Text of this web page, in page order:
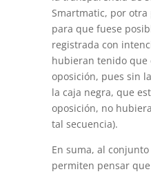
Smartmatic, por
para que fuese
registrada con
hubieran tenido
oposición, pues sin
la caja negra, que
oposición, no
tal secuencia).
En suma, al
permiten pensar